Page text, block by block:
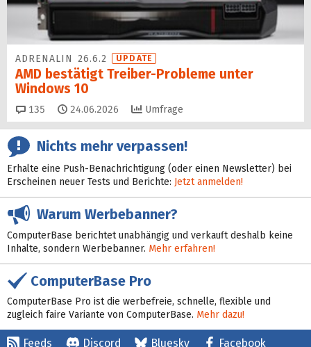
ADRENALIN 26.6.2 UPDATE
AMD bestätigt Treiber-Probleme unter
Windows 10
135 Kommentare
24.06.2026 Umfrage
Nichts mehr verpassen!
Erhalte eine Push-Benachrichtigung (oder einen Newsletter) bei
Erscheinen neuer Tests und Berichte: Jetzt anmelden!
Warum Werbebanner?
ComputerBase berichtet unabhängig und verkauft deshalb keine
Inhalte, sondern Werbebanner. Mehr erfahren!
ComputerBase Pro
ComputerBase Pro ist die werbefreie, schnelle, flexible und
zugleich faire Variante von ComputerBase. Mehr dazu!
Feeds Discord Bluesky Facebook